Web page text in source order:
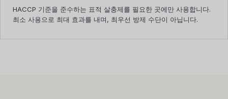
HACCP 기준을 준수하는 표적 살충제를 필요한 곳에만 사용합니다.
최소 사용으로 최대 효과를 내며, 최우선 방제 수단이 아닙니다.